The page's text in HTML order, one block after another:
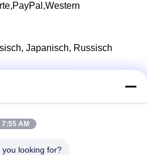
Japanisch, Russisch
18-4
7:55 AM
looking for?